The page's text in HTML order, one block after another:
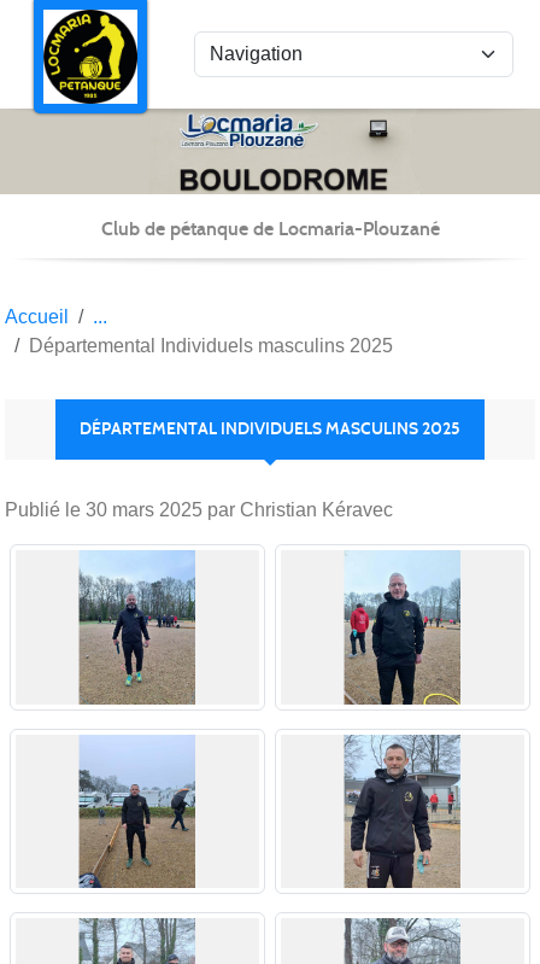
Club de pétanque de Locmaria-Plouzané
Accueil
Départemental Individuels masculins 2025
DÉPARTEMENTAL INDIVIDUELS MASCULINS 2025
Publié le 30 mars 2025 par Christian Kéravec
Panneau de gestion des cookies